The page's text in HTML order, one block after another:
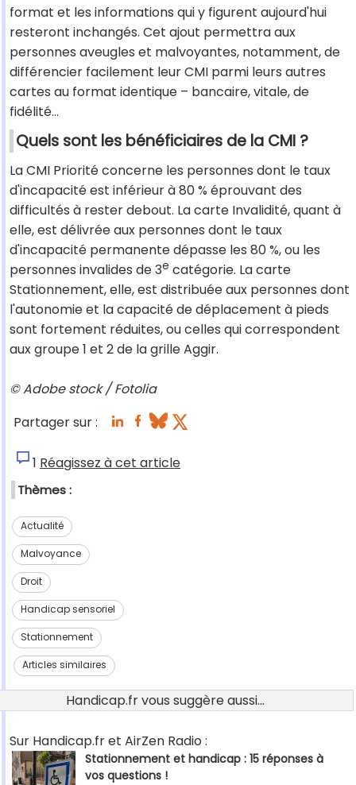
format et les informations qui y figurent aujourd'hui
resteront inchangés. Cet ajout permettra aux
personnes aveugles et malvoyantes, notamment, de
différencier facilement leur CMI parmi leurs autres
cartes au format identique – bancaire, vitale, de
fidélité...
Quels sont les bénéficiaires de la CMI ?
La CMI Priorité concerne les personnes dont le taux
d'incapacité est inférieur à 80 % éprouvant des
difficultés à rester debout. La carte Invalidité, quant à
elle, est délivrée aux personnes dont le taux
d'incapacité permanente dépasse les 80 %, ou les
personnes invalides de 3e catégorie. La carte
Stationnement, elle, est distribuée aux personnes dont
l'autonomie et la capacité de déplacement à pieds
sont fortement réduites, ou celles qui correspondent
aux groupe 1 et 2 de la grille Aggir.
© Adobe stock / Fotolia
Partager sur :
1 Réagissez à cet article
Thèmes :
Actualité
Malvoyance
Droit
Handicap sensoriel
Stationnement
Articles similaires
Handicap.fr vous suggère aussi...
Sur Handicap.fr et AirZen Radio :
Stationnement et handicap : 15 réponses à
vos questions !